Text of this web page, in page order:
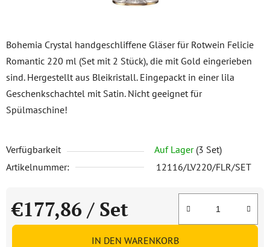
Bohemia Crystal handgeschliffene Gläser für Rotwein Felicie
Romantic 220 ml (Set mit 2 Stück), die mit Gold eingerieben
sind. Hergestellt aus Bleikristall. Eingepackt in einer lila
Geschenkschachtel mit Satin. Nicht geeignet für
Spülmaschine!
Verfügbarkeit Auf Lager (3 Set)
Artikelnummer:
12116/LV220/FLR/SET
€177,86 / Set
Verkaufspreis:
IN DEN WARENKORB